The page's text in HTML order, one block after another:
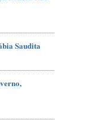
Saudita